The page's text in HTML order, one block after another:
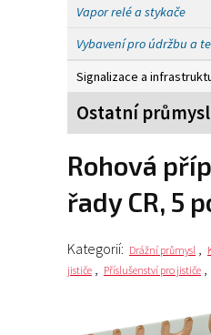
Vapor relé a stykače
Vybavení pro údržbu a
Signalizace a
Ostatní průmysl
Rohová přípojnice
řady CR, 5
Kategorií: Drážní průmysl ,
jističe , Příslušenství pro jističe ,